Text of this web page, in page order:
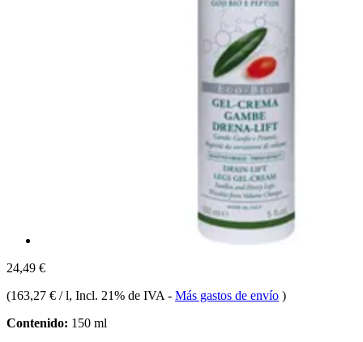
24,49 €
(163,27 € / l, Incl. 21% de IVA - Más gastos de envío )
Contenido: 150 ml